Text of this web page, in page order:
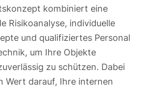
kombiniert eine
Risikoanalyse, individuelle
und qualifiziertes Personal
um Ihre Objekte
zu schützen. Dabei
Wert darauf, Ihre internen